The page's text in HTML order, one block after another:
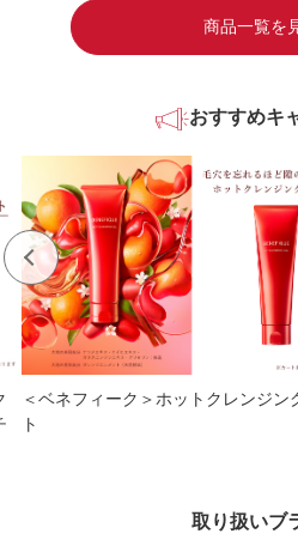
商品一覧を
おすすめキ
＜ベネフィーク＞ホットクレンジン
ト
取り扱いブ